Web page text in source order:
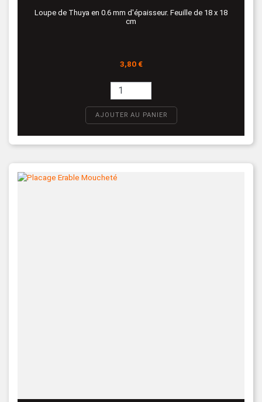
Loupe de Thuya en 0.6 mm d'épaisseur. Feuille de 18 x 18
cm
Prix
3,80 €
AJOUTER AU PANIER